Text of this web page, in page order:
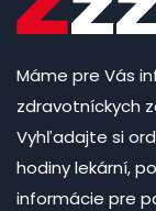
Máme pre Vás
zdravotníckych
Vyhľadajte si
hodiny lekární,
informácie pre